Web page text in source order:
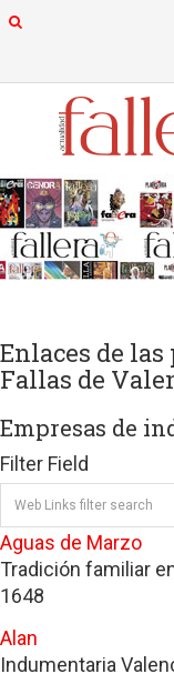
Enlaces de
Fallas de
Empresas de
Filter Field
Aguas de Marzo
Tradición familiar
1648
Alan
Indumentaria